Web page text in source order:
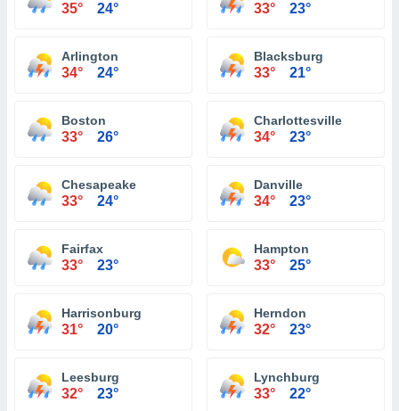
35° 24° 33° 23°
Arlington
34° 24°
Blacksburg
33° 21°
Boston
33° 26°
Charlottesville
34° 23°
Chesapeake
33° 24°
Danville
34° 23°
Fairfax
33° 23°
Hampton
33° 25°
Harrisonburg
31° 20°
Herndon
32° 23°
Leesburg
32° 23°
Lynchburg
33° 22°